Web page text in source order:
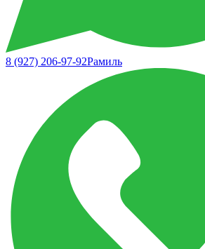
8 (927) 206-97-92Рамиль